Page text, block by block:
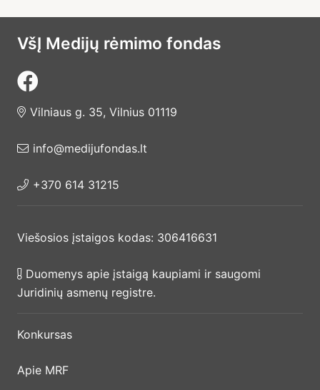
VšĮ Medijų rėmimo fondas
Vilniaus g. 35, Vilnius 01119
info@medijufondas.lt
+370 614 31215
Viešosios įstaigos kodas: 306416631
Duomenys apie įstaigą kaupiami ir saugomi
Juridinių asmenų registre.
Konkursas
Apie MRF